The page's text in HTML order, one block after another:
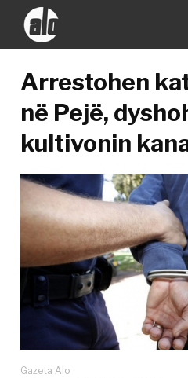
Arrestohen
në Pejë,
kultivonin
Gazeta Alo